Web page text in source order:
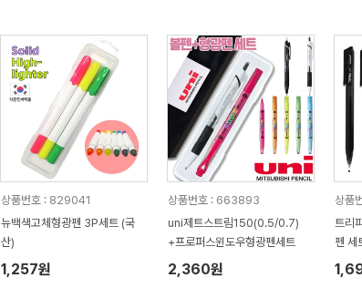
상품번호 : 829041
뉴백색고체형광펜 3P세트 (국
산)
1,257원
상품번호 : 663893
uni제트스트림150(0.5/0.7)
+프로퍼스윈도우형광펜세트
2,360원
상품
트리
펜 세